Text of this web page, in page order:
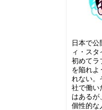
日本で
ィ・ス
初めてラ
を陥れよ
れない。
社で働い
はあるが
個性的な